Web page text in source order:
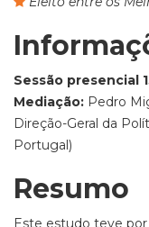
Sessão presencial
Mediação: Pedro
Direção-Geral da
Portugal)
Resumo
Este estudo teve